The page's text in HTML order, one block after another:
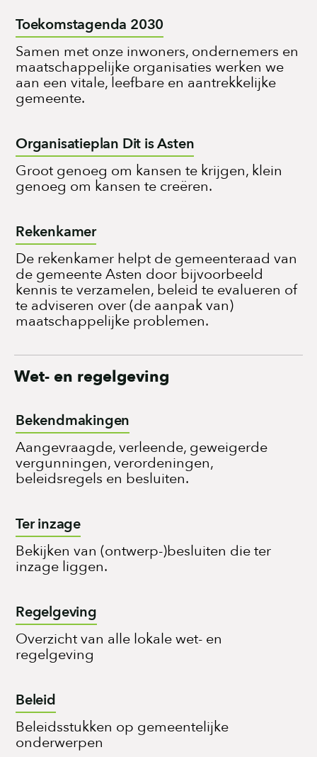
Toekomstagenda 2030
Samen met onze inwoners, ondernemers en
maatschappelijke organisaties werken we
aan een vitale, leefbare en aantrekkelijke
gemeente.
Organisatieplan Dit is Asten
Groot genoeg om kansen te krijgen, klein
genoeg om kansen te creëren.
Rekenkamer
De rekenkamer helpt de gemeenteraad van
de gemeente Asten door bijvoorbeeld
kennis te verzamelen, beleid te evalueren of
te adviseren over (de aanpak van)
maatschappelijke problemen.
Wet- en regelgeving
Bekendmakingen
Aangevraagde, verleende, geweigerde
vergunningen, verordeningen,
beleidsregels en besluiten.
Ter inzage
Bekijken van (ontwerp-)besluiten die ter
inzage liggen.
Regelgeving
Overzicht van alle lokale wet- en
regelgeving
Beleid
Beleidsstukken op gemeentelijke
onderwerpen